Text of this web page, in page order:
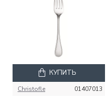
Christofle 01407013
КУПИТЬ